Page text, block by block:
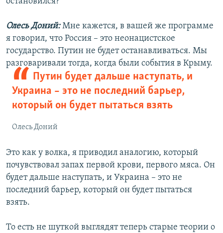
Олесь Доний:Мне кажется, в вашей же программе
я говорил, что Россия – это неонацистское
государство. Путин не будет останавливаться. Мы
разговаривали
Путин будет дальше наступать, и
Украина – это не последний барьер,
который он будет пытаться взять
Олесь Доний
тогда, когда были события в Крыму.
Это как у волка, я приводил аналогию, который
почувствовал запах первой крови, первого мяса. Он
будет дальше наступать, и Украина – это не
последний барьер, который он будет пытаться
взять.
То есть не шуткой выглядят теперь старые теории о